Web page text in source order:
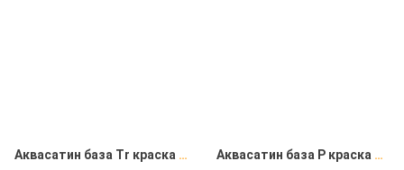
Аквасатин база Tr краска интерьерная Soframap (Софрамап) Аквасатин база P краска интерьерная Soframap (Софрамап)